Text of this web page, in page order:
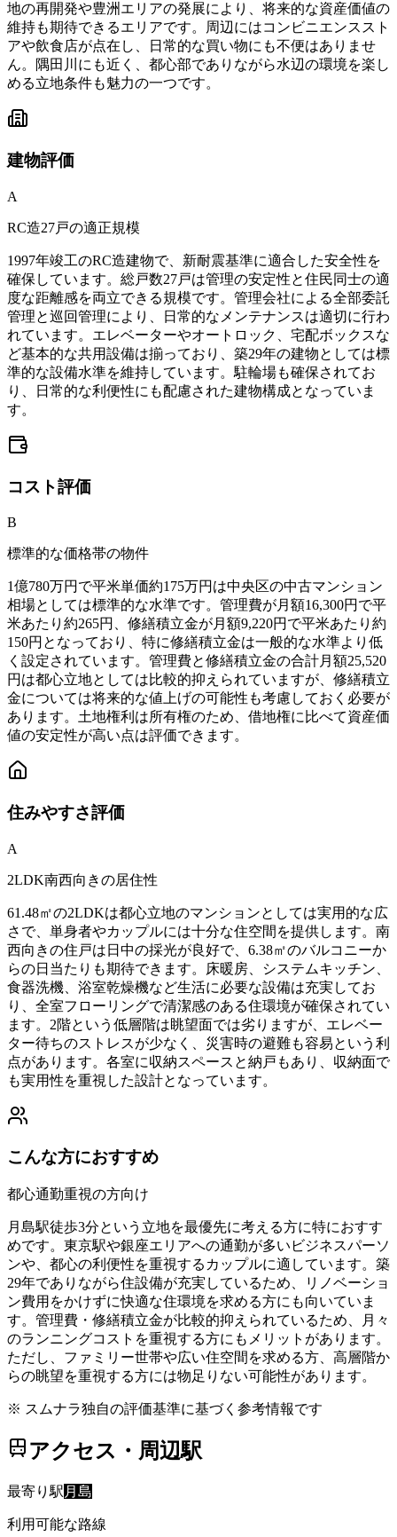
地の再開発や豊洲エリアの発展により、将来的な資産価値の
維持も期待できるエリアです。周辺にはコンビニエンススト
アや飲食店が点在し、日常的な買い物にも不便はありませ
ん。隅田川にも近く、都心部でありながら水辺の環境を楽し
める立地条件も魅力の一つです。
建物評価
A
RC造27戸の適正規模
1997年竣工のRC造建物で、新耐震基準に適合した安全性を
確保しています。総戸数27戸は管理の安定性と住民同士の適
度な距離感を両立できる規模です。管理会社による全部委託
管理と巡回管理により、日常的なメンテナンスは適切に行わ
れています。エレベーターやオートロック、宅配ボックスな
ど基本的な共用設備は揃っており、築29年の建物としては標
準的な設備水準を維持しています。駐輪場も確保されてお
り、日常的な利便性にも配慮された建物構成となっていま
す。
コスト評価
B
標準的な価格帯の物件
1億780万円で平米単価約175万円は中央区の中古マンション
相場としては標準的な水準です。管理費が月額16,300円で平
米あたり約265円、修繕積立金が月額9,220円で平米あたり約
150円となっており、特に修繕積立金は一般的な水準より低
く設定されています。管理費と修繕積立金の合計月額25,520
円は都心立地としては比較的抑えられていますが、修繕積立
金については将来的な値上げの可能性も考慮しておく必要が
あります。土地権利は所有権のため、借地権に比べて資産価
値の安定性が高い点は評価できます。
住みやすさ評価
A
2LDK南西向きの居住性
61.48㎡の2LDKは都心立地のマンションとしては実用的な広
さで、単身者やカップルには十分な住空間を提供します。南
西向きの住戸は日中の採光が良好で、6.38㎡のバルコニーか
らの日当たりも期待できます。床暖房、システムキッチン、
食器洗機、浴室乾燥機など生活に必要な設備は充実してお
り、全室フローリングで清潔感のある住環境が確保されてい
ます。2階という低層階は眺望面では劣りますが、エレベー
ター待ちのストレスが少なく、災害時の避難も容易という利
点があります。各室に収納スペースと納戸もあり、収納面で
も実用性を重視した設計となっています。
こんな方におすすめ
都心通勤重視の方向け
月島駅徒歩3分という立地を最優先に考える方に特におすす
めです。東京駅や銀座エリアへの通勤が多いビジネスパーソ
ンや、都心の利便性を重視するカップルに適しています。築
29年でありながら住設備が充実しているため、リノベーショ
ン費用をかけずに快適な住環境を求める方にも向いていま
す。管理費・修繕積立金が比較的抑えられているため、月々
のランニングコストを重視する方にもメリットがあります。
ただし、ファミリー世帯や広い住空間を求める方、高層階か
らの眺望を重視する方には物足りない可能性があります。
※ スムナラ独自の評価基準に基づく参考情報です
アクセス・周辺駅
最寄り駅 月島
利用可能な路線